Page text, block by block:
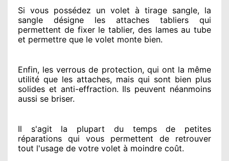
Si vous possédez un volet à tirage sangle, la
sangle désigne les attaches tabliers qui
permettent de fixer le tablier, des lames au tube
et permettre que le volet monte bien.
Enfin, les verrous de protection, qui ont la même
utilité que les attaches, mais qui sont bien plus
solides et anti-effraction. Ils peuvent néanmoins
aussi se briser.
Il s'agit la plupart du tempsde petites
réparations qui vous permettent de retrouver
tout l'usage de votre volet à moindre coût.